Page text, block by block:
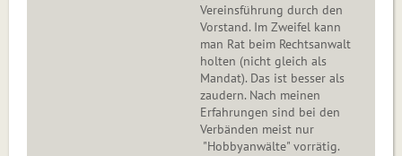
Vereinsführung durch den
Vorstand. Im Zweifel kann
man Rat beim Rechtsanwalt
holten (nicht gleich als
Mandat). Das ist besser als
zaudern. Nach meinen
Erfahrungen sind bei den
Verbänden meist nur
"Hobbyanwälte" vorrätig.